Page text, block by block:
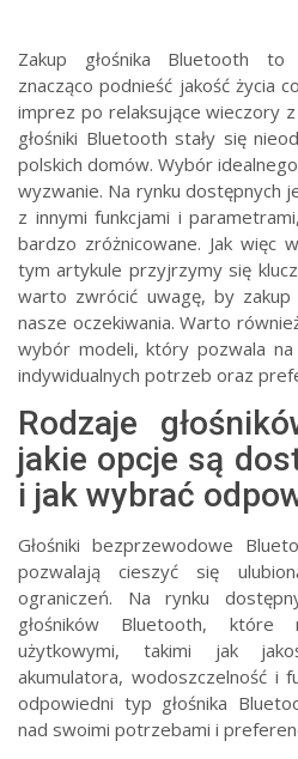
Zakup głośnika Bluetooth
znacząco podnieść jakość życia
imprez po relaksujące wieczory
głośniki Bluetooth stały się
polskich domów. Wybór
wyzwanie. Na rynku dostępnych
z innymi funkcjami i
bardzo zróżnicowane. Jak więc
tym artykule przyjrzymy się
warto zwrócić uwagę, by zakup
nasze oczekiwania. Warto
wybór modeli, który pozwala
indywidualnych potrzeb oraz
Rodzaje
jakie opcje są
i jak wybrać
Głośniki bezprzewodowe
pozwalają cieszyć się
ograniczeń. Na rynku
głośników Bluetooth, które
użytkowymi, takimi jak
akumulatora, wodoszczelność i
odpowiedni typ głośnika
nad swoimi potrzebami i